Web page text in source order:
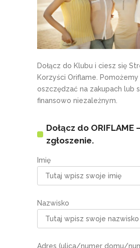
Dołącz do Klubu i ciesz się
Korzyści Oriflame. Pomożemy
oszczędzać na zakupach lub
finansowo niezależnym.
Dołącz do ORIFLAME
zgłoszenie.
Imię
Nazwisko
Adres (ulica/numer domu/